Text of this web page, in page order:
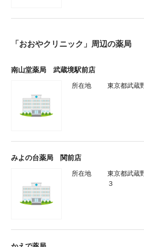
「おおやクリニック」周辺の薬局
南山堂薬局 武蔵境駅前店
所在地 東京都武蔵
みよの台薬局 関前店
所在地
東京都武蔵
３